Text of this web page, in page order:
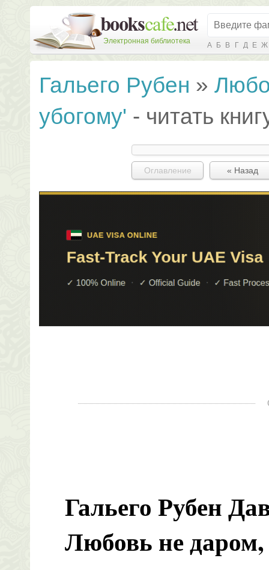
Электронная библиотека А Б В Г Д Е Ж
Гальего Рубен »
убогому' - читать
Оглавление « Назад
Гальего Рубен
Любовь не